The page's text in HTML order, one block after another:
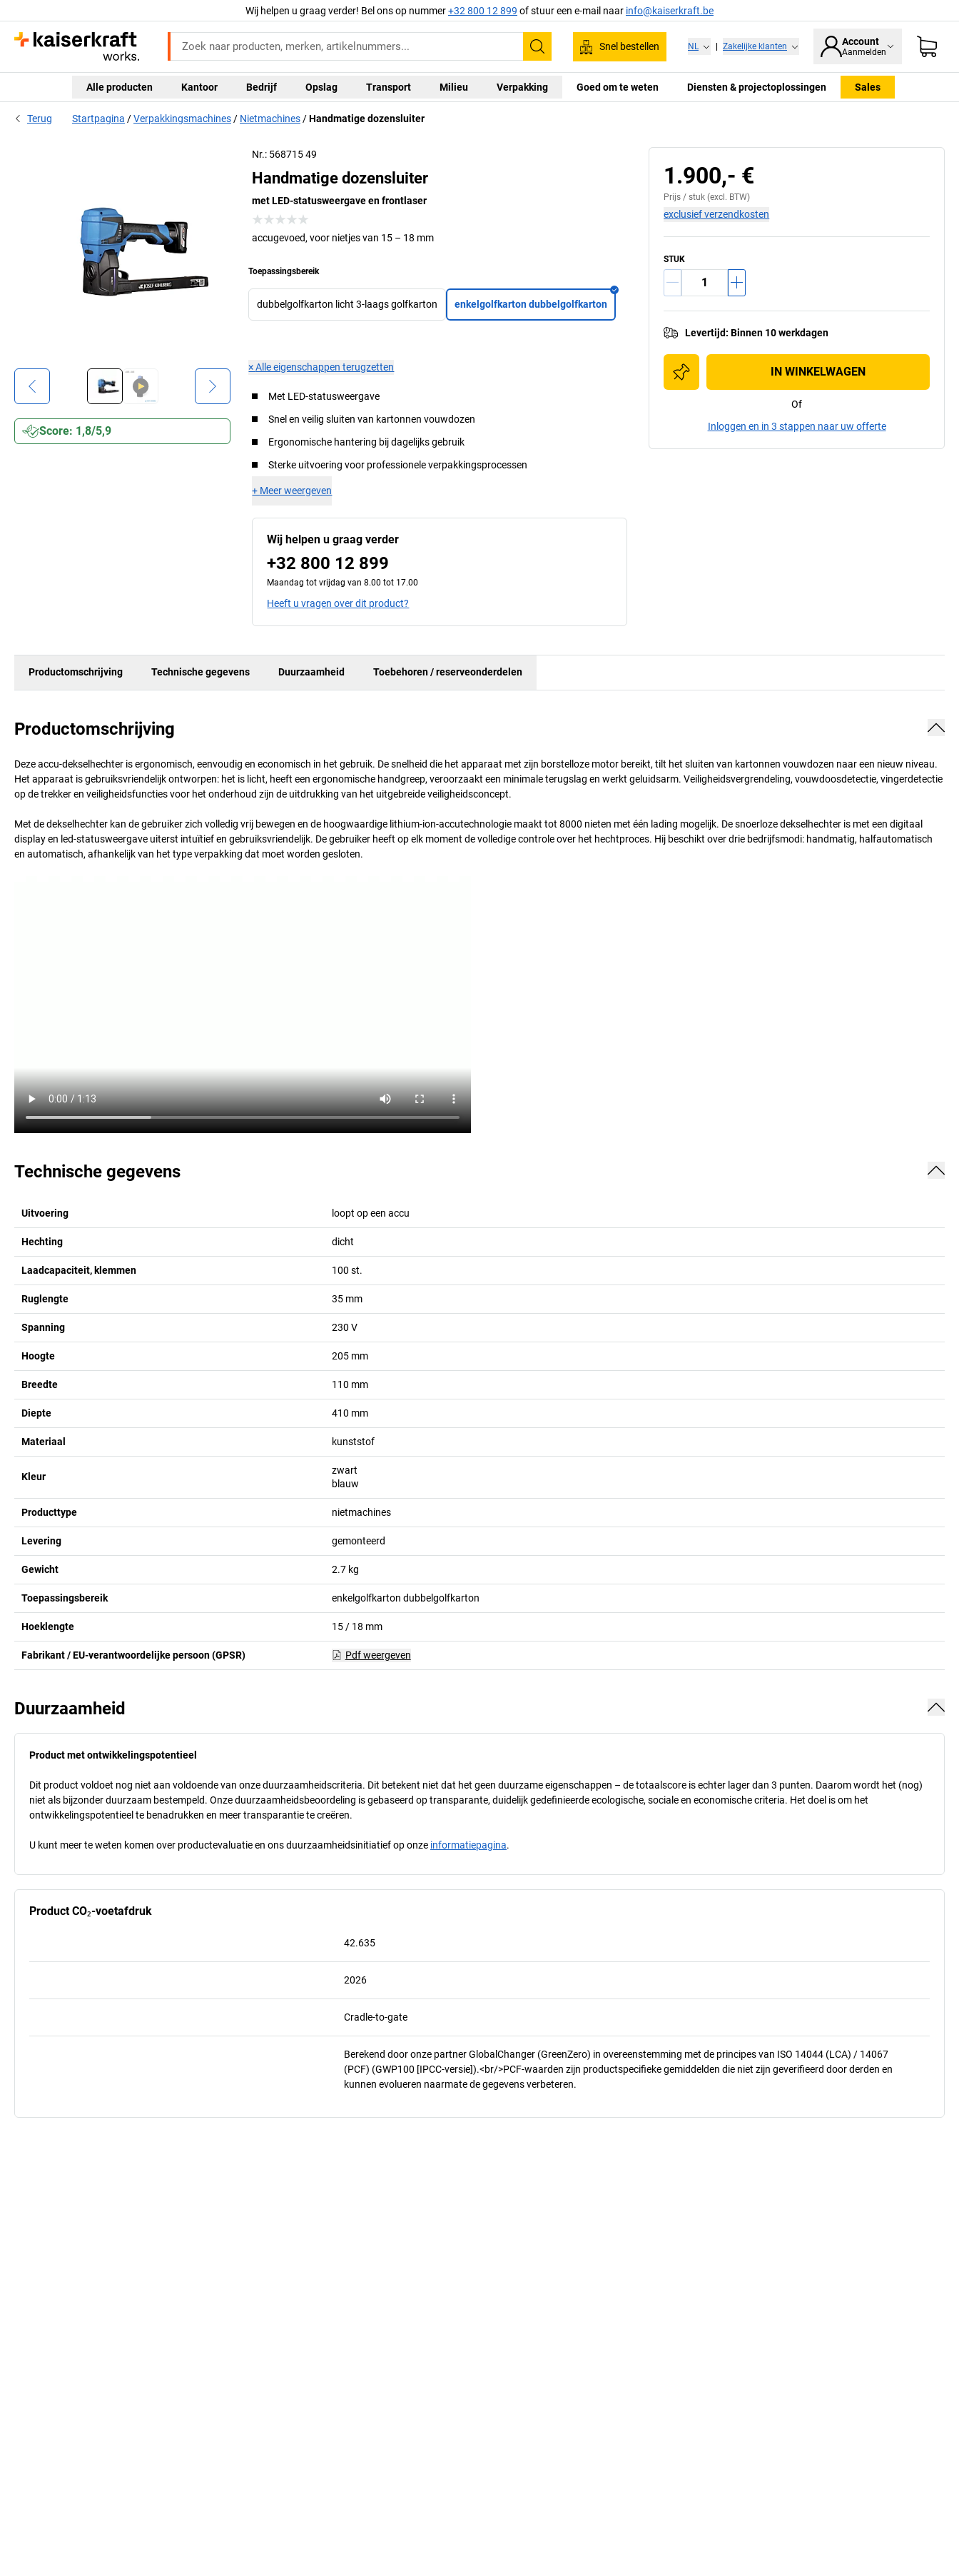
Wij helpen u graag verder! Bel ons op nummer+32 800 12 899 of stuur een e-mail naar info@kaiserkraft.be
Zoeken
Snel bestellen NL Zakelijke klanten Account
Aanmelden
Alle producten Kantoor Bedrijf Opslag Transport Milieu Verpakking Goed om te weten Diensten & projectoplossingen Sales
Terug Startpagina Verpakkingsmachines Nietmachines Handmatige dozensluiter
Score: 1,8/5,9
Nr.: 568715 49
Handmatige dozensluiter
met LED-statusweergave en frontlaser
accugevoed, voor nietjes van 15 – 18 mm
Toepassingsbereik
dubbelgolfkarton licht 3-laags golfkarton enkelgolfkarton dubbelgolfkarton
×Alle eigenschappen terugzetten
Met LED-statusweergave
Snel en veilig sluiten van kartonnen vouwdozen
Ergonomische hantering bij dagelijks gebruik
Sterke uitvoering voor professionele verpakkingsprocessen
+ Meer weergeven
Wij helpen u graag verder
+32 800 12 899
Maandag tot vrijdag van 8.00 tot 17.00
Heeft u vragen over dit product?
1.900,- €
Prijs /stuk (excl. BTW)
exclusief verzendkosten
STUK
Levertijd:Binnen 10 werkdagen
IN WINKELWAGEN
Of
Inloggen en in 3 stappen naar uw offerte
Productomschrijving Technische gegevens Duurzaamheid Toebehoren / reserveonderdelen
Productomschrijving
Deze accu-dekselhechter is ergonomisch, eenvoudig en economisch in het gebruik. De snelheid die het apparaat met zijn borstelloze motor bereikt, tilt het sluiten van kartonnen vouwdozen naar een nieuw niveau.
Het apparaat is gebruiksvriendelijk ontworpen: het is licht, heeft een ergonomische handgreep, veroorzaakt een minimale terugslag en werkt geluidsarm. Veiligheidsvergrendeling, vouwdoosdetectie, vingerdetectie
op de trekker en veiligheidsfuncties voor het onderhoud zijn de uitdrukking van het uitgebreide veiligheidsconcept.
Met de dekselhechter kan de gebruiker zich volledig vrij bewegen en de hoogwaardige lithium-ion-accutechnologie maakt tot 8000 nieten met één lading mogelijk. De snoerloze dekselhechter is met een digitaal
display en led-statusweergave uiterst intuïtief en gebruiksvriendelijk. De gebruiker heeft op elk moment de volledige controle over het hechtproces. Hij beschikt over drie bedrijfsmodi: handmatig, halfautomatisch
en automatisch, afhankelijk van het type verpakking dat moet worden gesloten.
Technische gegevens
Uitvoering loopt op een accu
Hechting dicht
Laadcapaciteit, klemmen 100 st.
Ruglengte 35 mm
Spanning 230 V
Hoogte 205 mm
Breedte 110 mm
Diepte 410 mm
Materiaal kunststof
Kleur
zwart
blauw
Producttype nietmachines
Levering gemonteerd
Gewicht 2.7 kg
Toepassingsbereik enkelgolfkarton dubbelgolfkarton
Hoeklengte 15 / 18 mm
Fabrikant / EU-verantwoordelijke persoon (GPSR) Pdf weergeven
Duurzaamheid
Product met ontwikkelingspotentieel
Dit product voldoet nog niet aan voldoende van onze duurzaamheidscriteria. Dit betekent niet dat het geen duurzame eigenschappen – de totaalscore is echter lager dan 3 punten. Daarom wordt het (nog)
niet als bijzonder duurzaam bestempeld. Onze duurzaamheidsbeoordeling is gebaseerd op transparante, duidelijk gedefinieerde ecologische, sociale en economische criteria. Het doel is om het
ontwikkelingspotentieel te benadrukken en meer transparantie te creëren.
U kunt meer te weten komen over productevaluatie en ons duurzaamheidsinitiatief op onze informatiepagina.
Product CO₂-voetafdruk
42.635
2026
Cradle-to-gate
Berekend door onze partner GlobalChanger (GreenZero) in overeenstemming met de principes van ISO 14044 (LCA) / 14067
(PCF) (GWP100 [IPCC-versie]).<br/>PCF-waarden zijn productspecifieke gemiddelden die niet zijn geverifieerd door derden en
kunnen evolueren naarmate de gegevens verbeteren.